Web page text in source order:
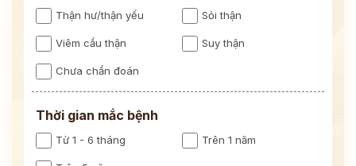
Thận hư/thận yếu Sỏi thận
Viêm cầu thận Suy thận
Chưa chẩn đoán
Thời gian mắc bệnh
Từ 1 - 6 tháng Trên 1 năm